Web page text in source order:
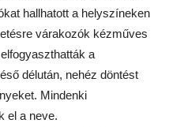
hallhatott a helyszíneken
várakozók kézműves
a
délután, nehéz döntést
Mindenki
el a neve.